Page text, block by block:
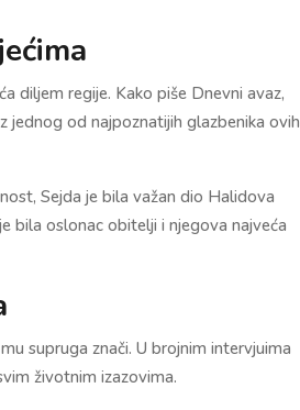
diljem regije. Kako piše Dnevni avaz,
jednog od najpoznatijih glazbenika ovih
Sejda je bila važan dio Halidova
bila oslonac obitelji i njegova najveća
supruga znači. U brojnim intervjuima
životnim izazovima.